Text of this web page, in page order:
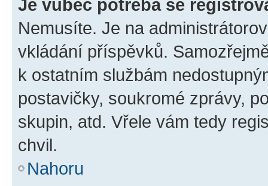
Je vůbec potřeba se
Nemusíte. Je na
vkládání příspěvků.
k ostatním službám
postavičky, soukromé zprávy,
skupin, atd. Vřele vám tedy
chvil.
Nahoru